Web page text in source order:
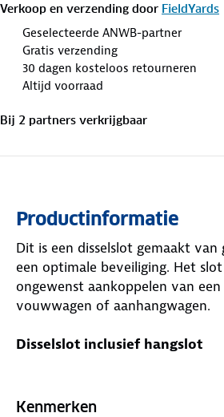
Verkoop en verzending door FieldYards
Geselecteerde ANWB-partner
Gratis verzending
30 dagen kosteloos retourneren
Altijd voorraad
Bij 2 partners verkrijgbaar
Productinformatie
Dit is een disselslot gemaakt
een optimale beveiliging. Het
ongewenst aankoppelen van een
vouwwagen of aanhangwagen.
Disselslot inclusief hangslot
beveiliging tegen diefstal. Dit
Kenmerken